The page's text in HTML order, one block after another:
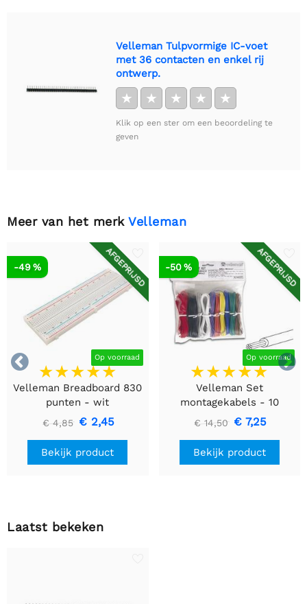
Velleman Tulpvormige IC-voet
met 36 contacten en enkel rij
ontwerp.
★ ★ ★ ★ ★
Klik op een ster om een beoordeling te
geven
Meer van het merk Velleman


AFGEPRIJSD
Op voorraad
-49 %
Velleman Breadboard 830
punten - wit
€ 4,85 € 2,45
Bekijk product
AFGEPRIJSD
Op voorraad
-50 %
Velleman Set
montagekabels - 10
kleuren - 60m - flexibele
kern (multi core)
€ 14,50 € 7,25
Bekijk product
Laatst bekeken